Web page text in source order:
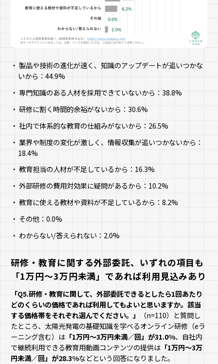
製品や技術の進化が速く、知識のアップデートが追いつかな
いから：44.9%
専門知識のある人材を採用できていないから：38.8%
研修に割く時間的余裕がないから：30.6%
社内で体系的な教育の仕組みがないから：26.5%
業界や制度の変化が激しく、情報収集が追いつかないから：
18.4%
教育担当の人材が不足しているから：16.3%
外部研修の費用対効果に疑問があるから：10.2%
教育に使える教材や資料が不足しているから：8.2%
その他：0.0%
わからない/答えられない：2.0%
研修・教育に関する外部委託、いずれの項目も
「1万円〜3万円未満」であれば利用見込みあり
「Q5.研修・教育に関して、外部委託できるとしたら1回あたり
どのくらいの価格であれば利用してもよいと思いますか。該当
する価格帯をそれぞれ選んでください。」
（n=110）と質問し
たところ、太陽光発電の基礎知識を学べるオンライン研修（eラ
ーニング含む）は 「1万円〜3万円未満／回」が31.0%、自社内
で継続利用できる教育用動画コンテンツの提供は 「1万円〜3万
円未満／回」が28.3%などという回答になりました。